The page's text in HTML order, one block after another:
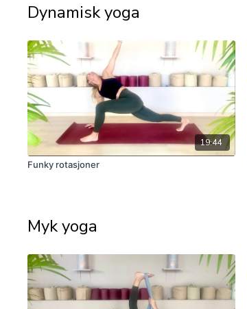
Dynamisk yoga
19:44
Funky rotasjoner
Myk yoga